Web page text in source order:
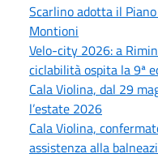
Scarlino adotta il
Montioni
Velo-city 2026: a
ciclabilità ospita la 9ª
Cala Violina, dal 29
l’estate 2026
Cala Violina,
assistenza alla